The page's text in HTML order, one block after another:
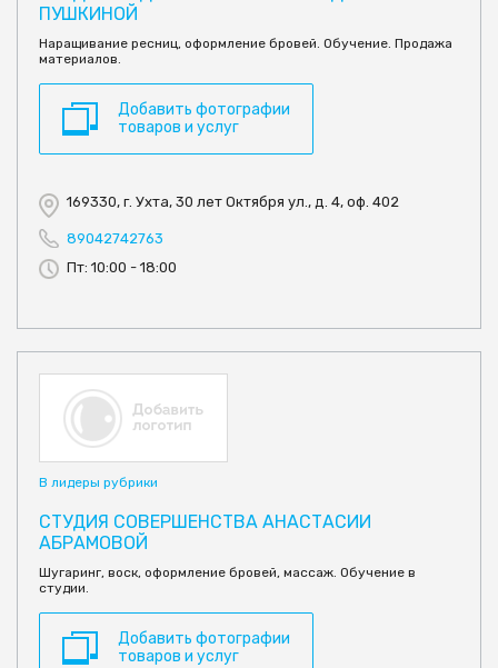
ПУШКИНОЙ
Наращивание ресниц, оформление бровей. Обучение. Продажа
материалов.
Добавить фотографии
товаров и услуг
169330, г. Ухта, 30 лет Октября ул., д. 4, оф. 402
89042742763
Пт: 10:00 - 18:00
В лидеры рубрики
СТУДИЯ СОВЕРШЕНСТВА АНАСТАСИИ
АБРАМОВОЙ
Шугаринг, воск, оформление бровей, массаж. Обучение в
студии.
Добавить фотографии
товаров и услуг